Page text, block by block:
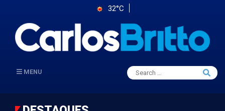
32°C
MENU
Search
for:
Search